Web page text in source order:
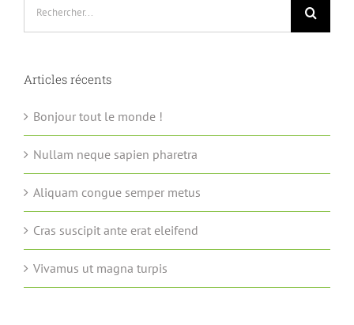
Articles récents
Bonjour tout le monde !
Nullam neque sapien pharetra
Aliquam congue semper metus
Cras suscipit ante erat eleifend
Vivamus ut magna turpis